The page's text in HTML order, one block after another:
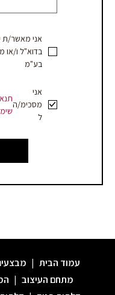
אני מאשר/ת
בע"מ
אני
מסכימ/ה
ל
עמוד הבית |
מתחם העיצוב |